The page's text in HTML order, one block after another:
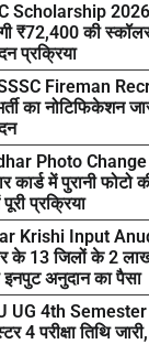
Scholarship
₹72,400 की
प्रक्रिया
Fireman
का नोटिफिकेशन
Photo
कार्ड में पुरानी
प्रक्रिया
Krishi Input
के 13 जिलों के 2
इनपुट अनुदान का पैसा
UG 4th
4 परीक्षा तिथि